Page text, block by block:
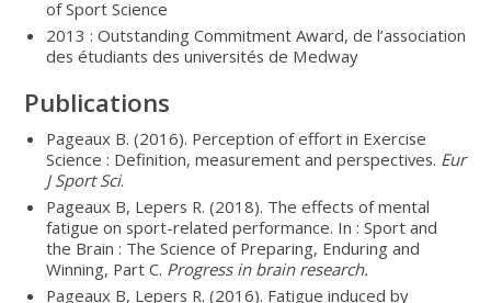
of Sport Science
2013 : Outstanding Commitment Award, de l’association
des étudiants des universités de Medway
Publications
Pageaux B. (2016). Perception of effort in Exercise
Science : Definition, measurement and perspectives. Eur
J Sport Sci.
Pageaux B, Lepers R. (2018). The effects of mental
fatigue on sport-related performance. In : Sport and
the Brain : The Science of Preparing, Enduring and
Winning, Part C. Progress in brain research.
Pageaux B, Lepers R. (2016). Fatigue induced by